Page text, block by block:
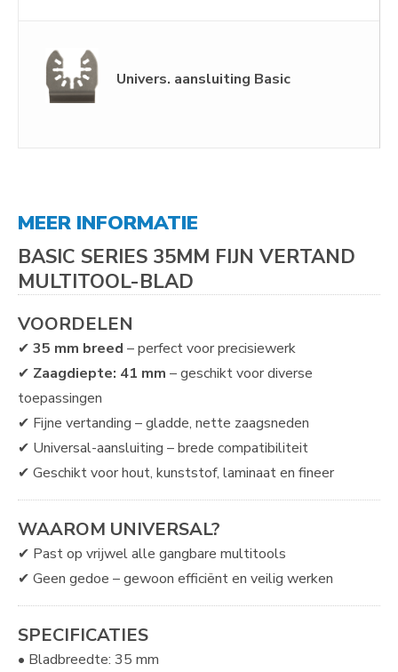
Univers. aansluiting Basic
MEER INFORMATIE
BASIC SERIES 35MM FIJN VERTAND
MULTITOOL-BLAD
VOORDELEN
✔ 35 mm breed – perfect voor precisiewerk
✔ Zaagdiepte: 41 mm – geschikt voor diverse
toepassingen
✔ Fijne vertanding – gladde, nette zaagsneden
✔ Universal-aansluiting – brede compatibiliteit
✔ Geschikt voor hout, kunststof, laminaat en fineer
WAAROM UNIVERSAL?
✔ Past op vrijwel alle gangbare multitools
✔ Geen gedoe – gewoon efficiënt en veilig werken
SPECIFICATIES
• Bladbreedte: 35 mm